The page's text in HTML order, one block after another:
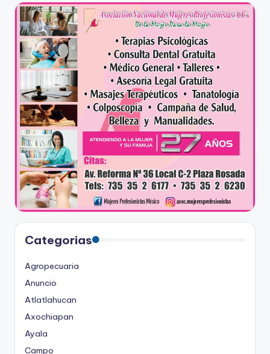
Categorias
Agropecuaria
Anuncio
Atlatlahucan
Axochiapan
Ayala
Campo